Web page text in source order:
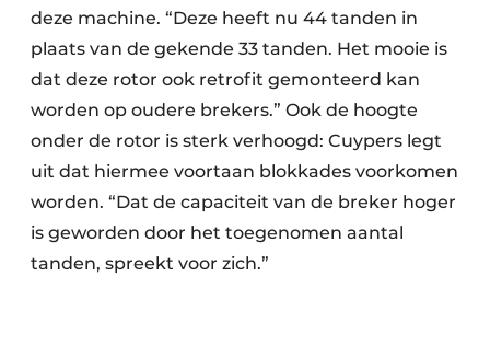
deze machine. “Deze heeft nu 44 tanden in
plaats van de gekende 33 tanden. Het mooie is
dat deze rotor ook retrofit gemonteerd kan
worden op oudere brekers.” Ook de hoogte
onder de rotor is sterk verhoogd: Cuypers legt
uit dat hiermee voortaan blokkades voorkomen
worden. “Dat de capaciteit van de breker hoger
is geworden door het toegenomen aantal
tanden, spreekt voor zich.”